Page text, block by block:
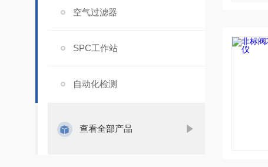
空气过滤器
SPC工作站
自动化检测
查看全部产品